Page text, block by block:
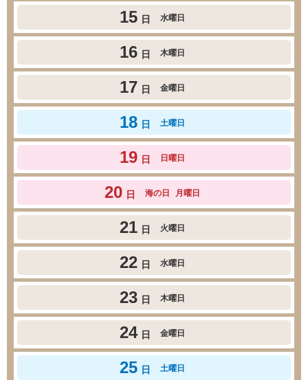
15 日 水曜日
16 日 木曜日
17 日 金曜日
18 日 土曜日
19 日 日曜日
20 日 海の日 月曜日
21 日 火曜日
22 日 水曜日
23 日 木曜日
24 日 金曜日
25 日 土曜日